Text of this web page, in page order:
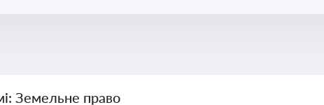
Земельне право